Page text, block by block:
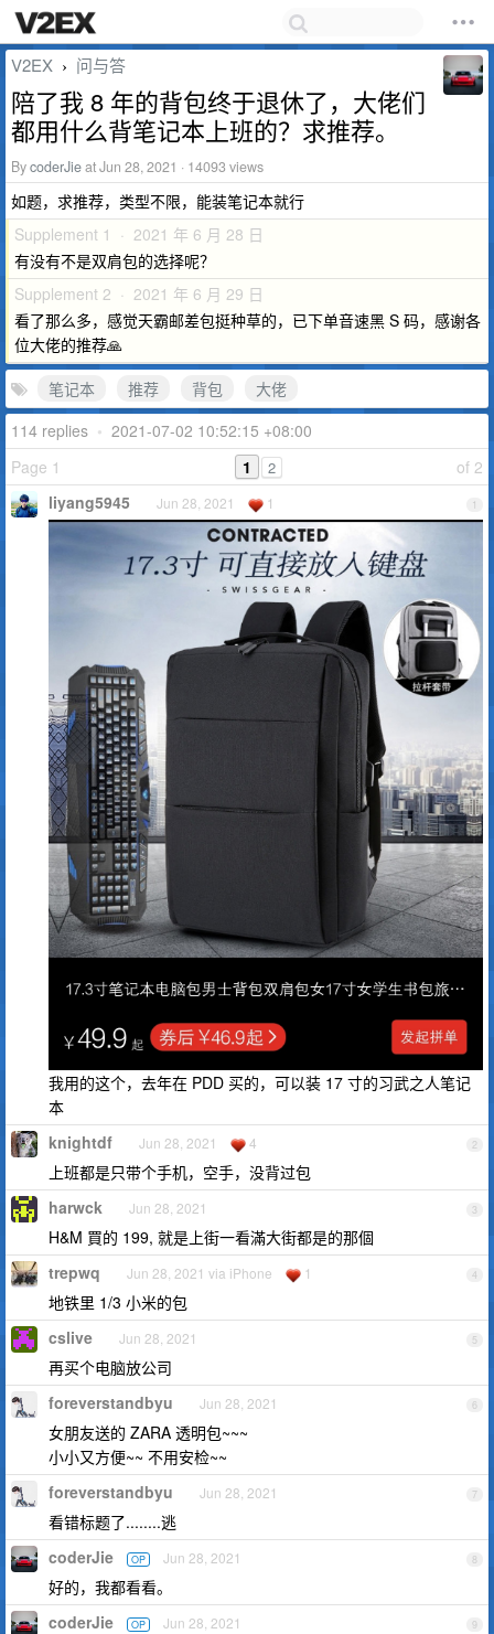
V2EX › 问与答
陪了我 8 年的背包终于退休了，大佬们
都用什么背笔记本上班的？求推荐。
BycoderJieat Jun 28, 2021 · 14093 views
如题，求推荐，类型不限，能装笔记本就行
Supplement 1 · 2021 年 6 月 28 日
有没有不是双肩包的选择呢？
Supplement 2 · 2021 年 6 月 29 日
看了那么多，感觉天霸邮差包挺种草的，已下单音速黑 S 码，感谢各
位大佬的推荐🙏
笔记本
推荐 背包
大佬
114 replies • 2021-07-02 10:52:15 +08:00
Page 1
of 2
1 2
1
liyang5945 Jun 28, 2021 1
我用的这个，去年在 PDD 买的，可以装 17 寸的习武之人笔记
本
2
knightdf Jun 28, 2021 4
上班都是只带个手机，空手，没背过包
3
harwck Jun 28, 2021
H&M 買的 199, 就是上街一看滿大街都是的那個
4
trepwq Jun 28, 2021 via iPhone 1
地铁里 1/3 小米的包
5
cslive Jun 28, 2021
再买个电脑放公司
6
foreverstandbyu Jun 28, 2021
女朋友送的 ZARA 透明包~~~
小小又方便~~ 不用安检~~
7
foreverstandbyu Jun 28, 2021
看错标题了........逃
8
coderJie OP Jun 28, 2021
好的，我都看看。
9
coderJie OP Jun 28, 2021